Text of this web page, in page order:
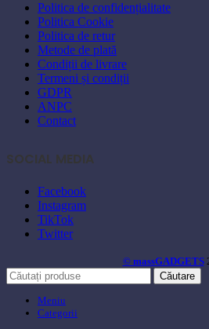
Politica de confidențialitate
Politica Cookie
Politica de retur
Metode de plată
Condiții de livrare
Termeni și condiții
GDPR
ANPC
Contact
SOCIAL MEDIA
Facebook
Instagram
TikTok
Twitter
© massGADGETS
Căutare
Meniu
Categorii